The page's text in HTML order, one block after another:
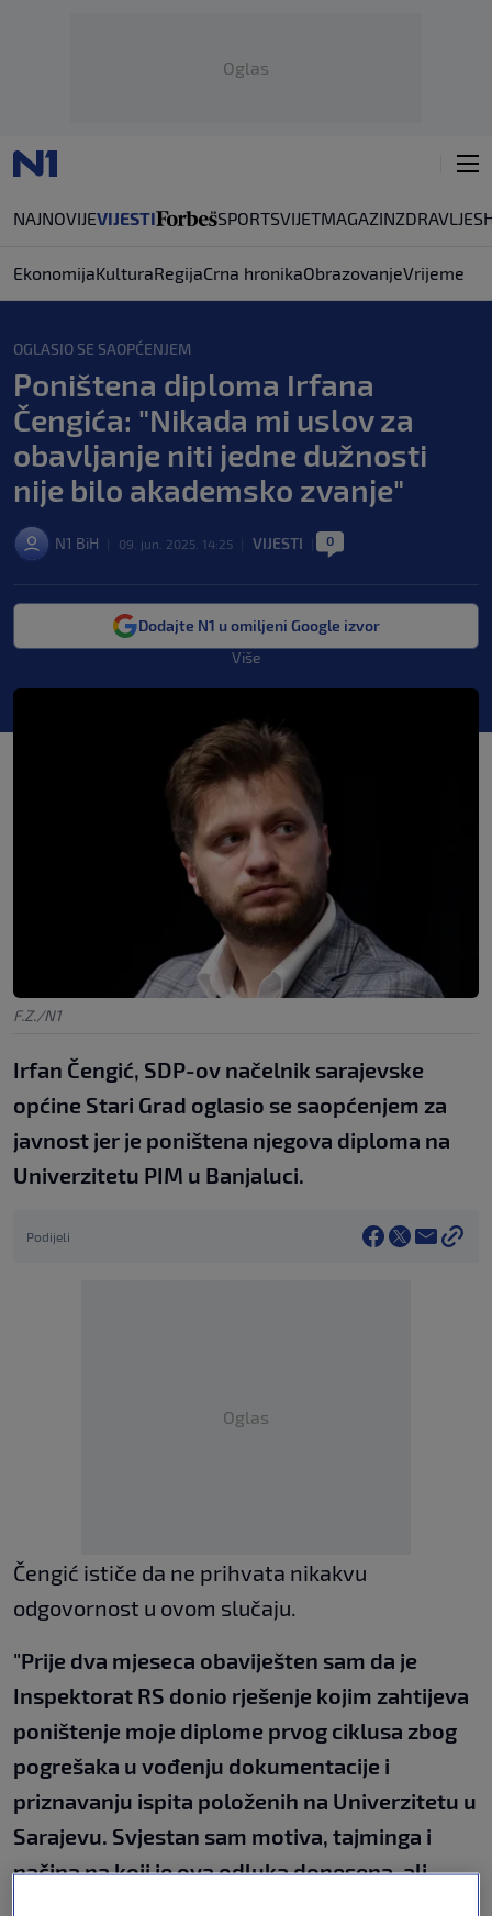
Oglas
NAJNOVIJEVIJESTI SPORTSVIJETMAGAZINZDRAVLJE
EkonomijaKulturaRegijaCrna hronikaObrazovanjeVrijeme
OGLASIO SE SAOPĆENJEM
Poništena diploma Irfana
Čengića: "Nikada mi uslov za
obavljanje niti jedne dužnosti
nije bilo akademsko zvanje"
N1 BiH 09. jun. 2025. 14:25 VIJESTI 0
Dodajte N1 u omiljeni Google izvor
Više
F.Z./N1
Irfan Čengić, SDP-ov načelnik sarajevske
općine Stari Grad oglasio se saopćenjem za
javnost jer je poništena njegova diploma na
Univerzitetu PIM u Banjaluci.
Podijeli
Oglas
Čengić ističe da ne prihvata nikakvu
odgovornost u ovom slučaju.
"Prije dva mjeseca obaviješten sam da je
Inspektorat RS donio rješenje kojim zahtijeva
poništenje moje diplome prvog ciklusa zbog
pogrešaka u vođenju dokumentacije i
priznavanju ispita položenih na Univerzitetu u
Sarajevu. Svjestan sam motiva, tajminga i
načina na koji je ova odluka donesena, ali